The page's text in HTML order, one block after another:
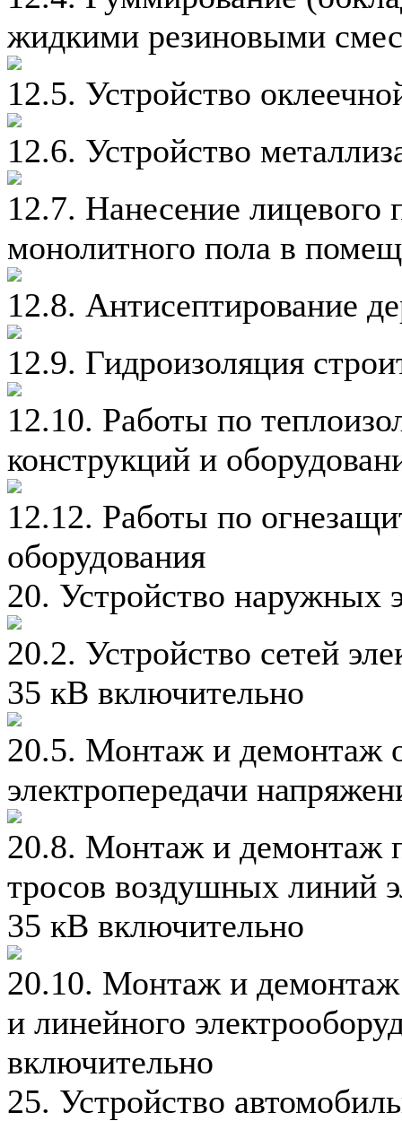
жидкими резиновыми
12.5. Устройство
12.6. Устройство
12.7. Нанесение лицевого
монолитного пола в
12.8. Антисептирование
12.9. Гидроизоляция
12.10. Работы по
конструкций и
12.12. Работы по
оборудования
20. Устройство наружных
20.2. Устройство сетей
35 кВ включительно
20.5. Монтаж и демонтаж
электропередачи
20.8. Монтаж и демонтаж
тросов воздушных линий
35 кВ включительно
20.10. Монтаж и
и линейного
включительно
25. Устройство